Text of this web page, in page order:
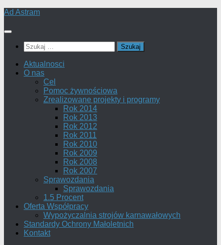
Skip
content
Ad Astram
Szukaj:
Aktualnosci
O nas
Cel
Pomoc żywnościowa
Zrealizowane projekty i programy
Rok 2014
Rok 2013
Rok 2012
Rok 2011
Rok 2010
Rok 2009
Rok 2008
Rok 2007
Sprawozdania
Sprawozdania
1.5 Procent
Oferta Współpracy
Wypożyczalnia strojów karnawałowych
Standardy Ochrony Małoletnich
Kontakt